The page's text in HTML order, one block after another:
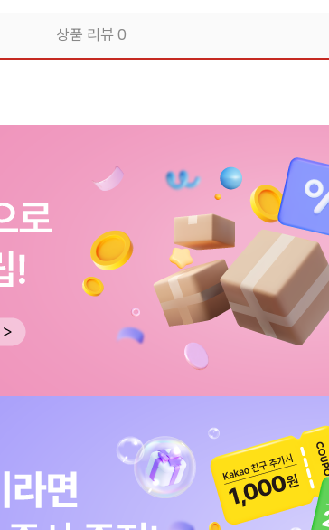
상품 리뷰0